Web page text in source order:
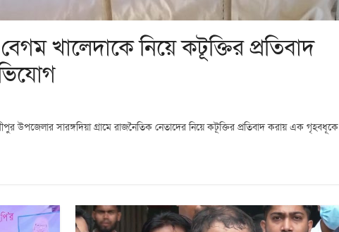
খালেদাকে নিয়ে কটূক্তির প্রতিবাদ
উপজেলার সারঙ্গদিয়া গ্রামে রাজনৈতিক নেতাদের নিয়ে কটূক্তির প্রতিবাদ করায় এক গৃহবধূকে